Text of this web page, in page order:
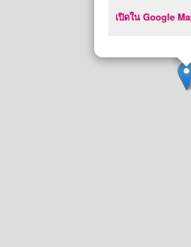
เปิดใน Google